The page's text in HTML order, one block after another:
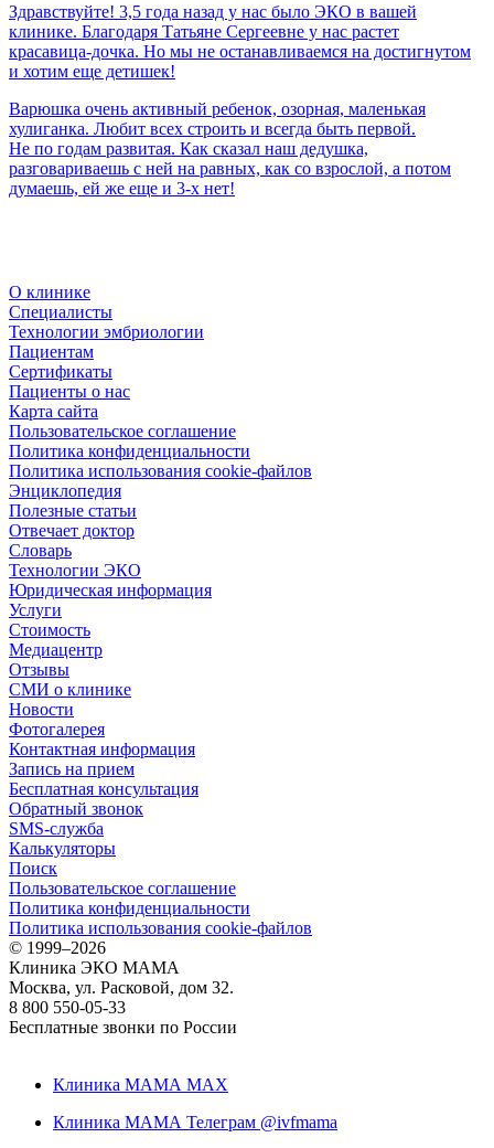
Здравствуйте! 3,5 года назад у нас было ЭКО в вашей
клинике. Благодаря Татьяне Сергеевне у нас растет
красавица-дочка. Но мы не останавливаемся на достигнутом
и хотим еще детишек!
Варюшка очень активный ребенок, озорная, маленькая
хулиганка. Любит всех строить и всегда быть первой.
Не по годам развитая. Как сказал наш дедушка,
разговариваешь с ней на равных, как со взрослой, а потом
думаешь, ей же еще и 3-х нет!
О клинике
Специалисты
Технологии эмбриологии
Пациентам
Сертификаты
Пациенты о нас
Карта сайта
Пользовательское соглашение
Политика конфиденциальности
Политика использования cookie-файлов
Энциклопедия
Полезные статьи
Отвечает доктор
Словарь
Технологии ЭКО
Юридическая информация
Услуги
Стоимость
Медиацентр
Отзывы
СМИ о клинике
Новости
Фотогалерея
Контактная информация
Запись на прием
Бесплатная консультация
Обратный звонок
SMS-служба
Калькуляторы
Поиск
Пользовательское соглашение
Политика конфиденциальности
Политика использования cookie-файлов
© 1999–2026
Клиника ЭКО МАМА
Москва, ул. Расковой, дом 32.
8 800 550-05-33
Бесплатные звонки по России
Клиника МАМА MAX
Клиника МАМА Телеграм @ivfmama